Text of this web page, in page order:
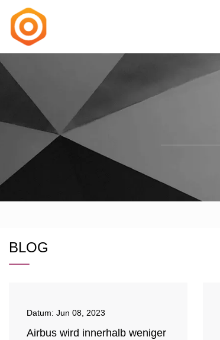
BLOG
Datum: Jun 08, 2023
Airbus wird innerhalb weniger